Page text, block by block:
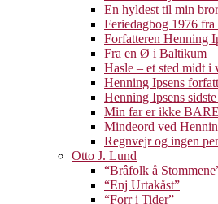
En hyldest til min
Feriedagbog 1976
Forfatteren Henning
Fra en Ø i Baltikum
Hasle – et sted midt i
Henning Ipsens
Henning Ipsens
Min far er ikke
Mindeord ved
Regnvejr og ingen
Otto J. Lund
“Brâfolk å
“Enj Urtakåst”
“Forr i Tider”